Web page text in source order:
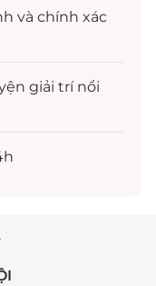
và chính xác
giải trínổi